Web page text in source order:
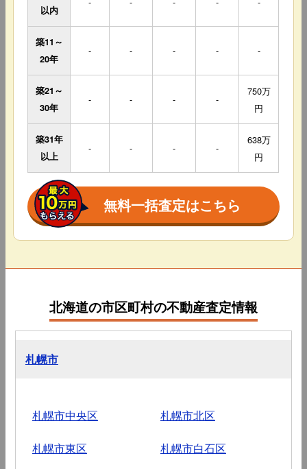
以内
築11～
20年
- - - - -
築21～
30年
- - - -
750万
円
築31年
以上
- - - -
638万
円
無料一括査定はこちら
北海道の市区町村の不動産査定情報
札幌市
札幌市中央区 札幌市北区
札幌市東区 札幌市白石区